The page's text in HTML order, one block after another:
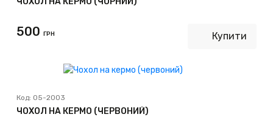
500 ГРН Купити
Код: 05-2003
ЧОХОЛ НА КЕРМО (ЧЕРВОНИЙ)